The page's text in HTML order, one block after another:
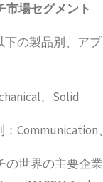
市場セグメント
の製品別、ア
、Solid
Communication
世界の主要企業